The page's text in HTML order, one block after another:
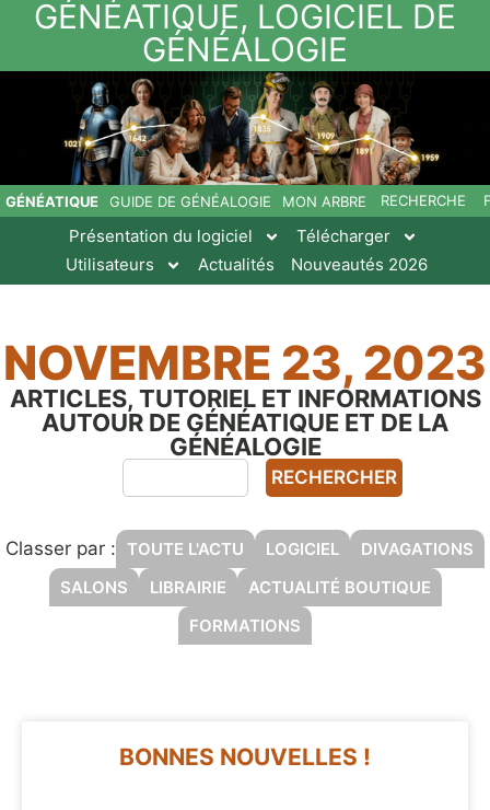
GÉNÉATIQUE, LOGICIEL DE
GÉNÉALOGIE
GÉNÉATIQUE GUIDE DE GÉNÉALOGIE MON ARBRE RECHERCHE
Présentation du logiciel
Télécharger
Utilisateurs
Actualités Nouveautés 2026
NOVEMBRE 23, 2023
ARTICLES, TUTORIEL ET INFORMATIONS
AUTOUR DE GÉNÉATIQUE ET DE LA
GÉNÉALOGIE
RECHERCHER
Classer par : TOUTE L'ACTU LOGICIEL
DIVAGATIONS
SALONS
LIBRAIRIE
ACTUALITÉ BOUTIQUE
FORMATIONS
BONNES NOUVELLES !